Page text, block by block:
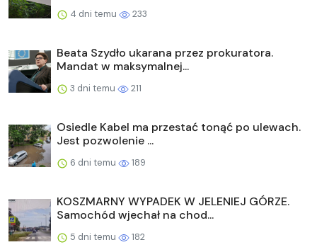
4 dni temu 233
Beata Szydło ukarana przez prokuratora.
Mandat w maksymalnej...
3 dni temu 211
Osiedle Kabel ma przestać tonąć po ulewach.
Jest pozwolenie ...
6 dni temu 189
KOSZMARNY WYPADEK W JELENIEJ GÓRZE.
Samochód wjechał na chod...
5 dni temu 182